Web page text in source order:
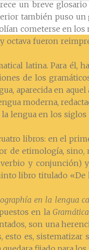
un breve
también puso
cometerse en los
octava fueron
latina. Para él,
de los
aparecida en aquel
moderna,
lengua en los
libros: en el
de etimología,
y conjunción)
libro titulado
en la lengua
en la Gramática
son una
es, sistematizar